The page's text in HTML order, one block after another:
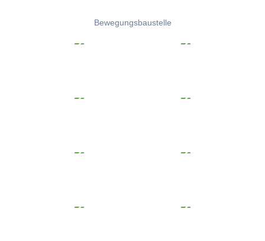
Bewegungsbaustelle